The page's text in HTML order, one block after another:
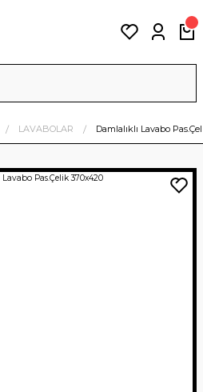
LAVABOLAR Damlalıklı Lavabo